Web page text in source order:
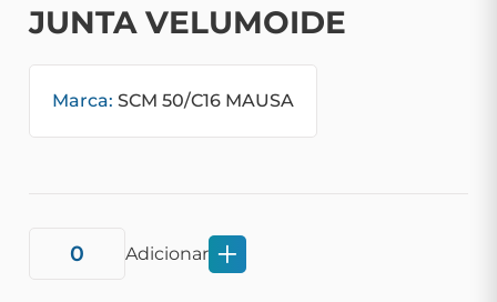
JUNTA VELUMOIDE
Marca: SCM 50/C16 MAUSA
Adicionar